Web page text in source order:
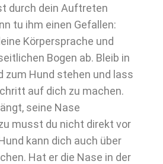
durch dein Auftreten
tu ihm einen Gefallen:
Körpersprache und
Bogen ab. Bleib in
zum Hund stehen und lass
auf dich zu machen.
seine Nase
musst du nicht direkt vor
kann dich auch über
Hat er die Nase in der